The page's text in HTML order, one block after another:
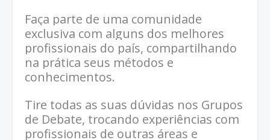
Faça parte de uma comunidade
exclusiva com alguns dos melhores
profissionais do país, compartilhando
na prática seus métodos e
conhecimentos.
Tire todas as suas dúvidas nos Grupos
de Debate, trocando experiências com
profissionais de outras áreas e